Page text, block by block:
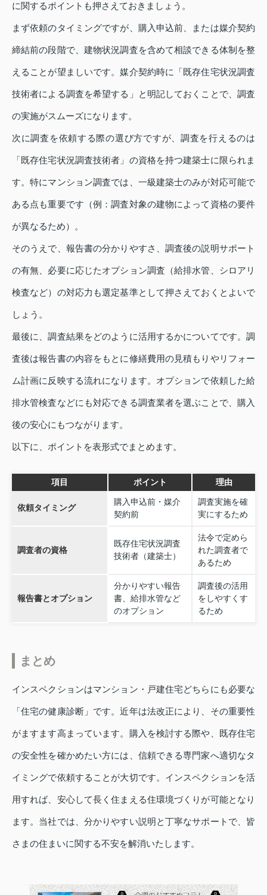
に関するポイントも押さえておきましょう。
まず依頼のタイミングですが、購入申込前、または媒介契約
締結前の段階で、建物状況調査を含めて相談できる体制を整
えることが望ましいです。媒介契約時に「既存住宅状況調査
技術者による調査を希望する」と明記しておくことで、調査
の実施がスムーズになります。
次に調査を依頼する際の選び方ですが、調査を行えるのは
「既存住宅状況調査技術者」の資格を持つ建築士に限られま
す。特にマンション調査では、一級建築士のみが対応可能で
ある点も重要です（例：調査対象の建物によって資格の要件
が異なるため）。
そのうえで、報告書の分かりやすさ、調査後の説明サポート
の有無、必要に応じたオプション調査（給排水管、シロアリ
検査など）の対応力も選定基準として押さえておくとよいで
しょう。
最後に、調査結果をどのように活用するかについてです。調
査後は報告書の内容をもとに修繕費用の見積もりやリフォー
ム計画に反映する流れになります。オプションで依頼した給
排水管検査などにも対応できる調査業者を選ぶことで、購入
後の安心にもつながります。
以下に、ポイントを表形式でまとめます。
項目 ポイント 理由
依頼タイミング
購入申込前・媒介
契約前
調査実施を確
実にするため
調査者の資格
既存住宅状況調査
技術者（建築士）
法令で定めら
れた調査者で
あるため
報告書とオプション
分かりやすい報告
書、給排水管など
のオプション
調査後の活用
をしやすくす
るため
まとめ
インスペクションはマンション・戸建住宅どちらにも必要な
「住宅の健康診断」です。近年は法改正により、その重要性
がますます高まっています。購入を検討する際や、既存住宅
の安全性を確かめたい方には、信頼できる専門家へ適切なタ
イミングで依頼することが大切です。インスペクションを活
用すれば、安心して長く住まえる住環境づくりが可能となり
ます。当社では、分かりやすい説明と丁寧なサポートで、皆
さまの住まいに関する不安を解消いたします。